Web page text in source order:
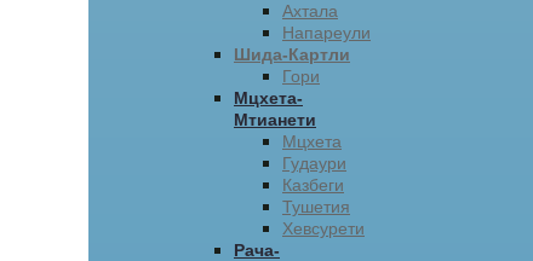
Ахтала
Напареули
Шида-Картли
Гори
Мцхета-
Мтианети
Мцхета
Гудаури
Казбеги
Тушетия
Хевсурети
Рача-